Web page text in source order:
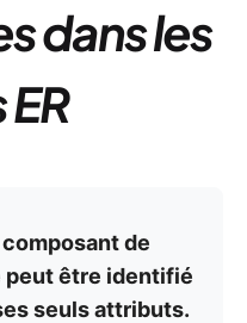
dans les
de
peut être identifié
seuls attributs.